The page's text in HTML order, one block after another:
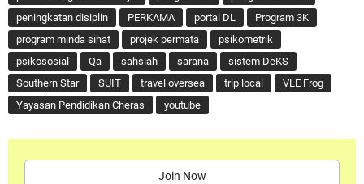
peningkatan disiplin
PERKAMA portal DL
Program 3K
program minda sihat
projek permata
psikometrik
psikososial
Qa sahsiah sarana
sistem DeKS
Southern Star
SUIT travel oversea trip local
VLE Frog
Yayasan Pendidikan Cheras
youtube
Join Now